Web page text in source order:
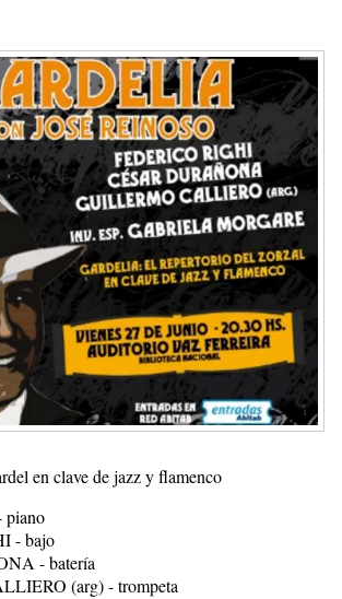
en clave de jazz y flamenco
piano
- bajo
- batería
(arg) - trompeta